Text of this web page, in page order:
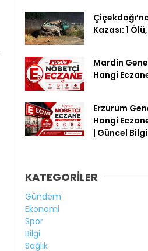
Kazası: 1
Mardin
Hangi
Erzurum
Hangi
| Güncel
KATEGORİLER
Gündem
Ekonomi
Spor
Bilgi
Sağlık